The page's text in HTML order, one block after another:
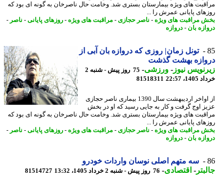
های ویژه بیمارستان بستری شد. وخامت حال ناصرخان به گونه ای بود که
پایانی عمرش را ...
مراقبت های ویژه -ناصر حجازی- مراقبت های ویژه -روزهای پایانی-ناصر-
بان-دروازه
تونل زمان| روزی که دروازه بان آبی از
بهشت گذشت
نیوز-ورزشی-
75 روز پیش - شنبه 2
22:57
81518311
از اواخر اردیبهشت سال 1390 بیماری ناصر حجازی
اوج گرفت و کار به جایی رسید که او در بخش
های ویژه بیمارستان بستری شد. وخامت حال ناصرخان به گونه ای بود که
پایانی عمرش را ...
مراقبت های ویژه -ناصر حجازی- مراقبت های ویژه -روزهای پایانی-ناصر-
بان-دروازه
سه متهم اصلی نوسان واردات خودرو
-اقتصادی-76 روز پیش - شنبه 2 خرداد 1405، 13:32 81514727